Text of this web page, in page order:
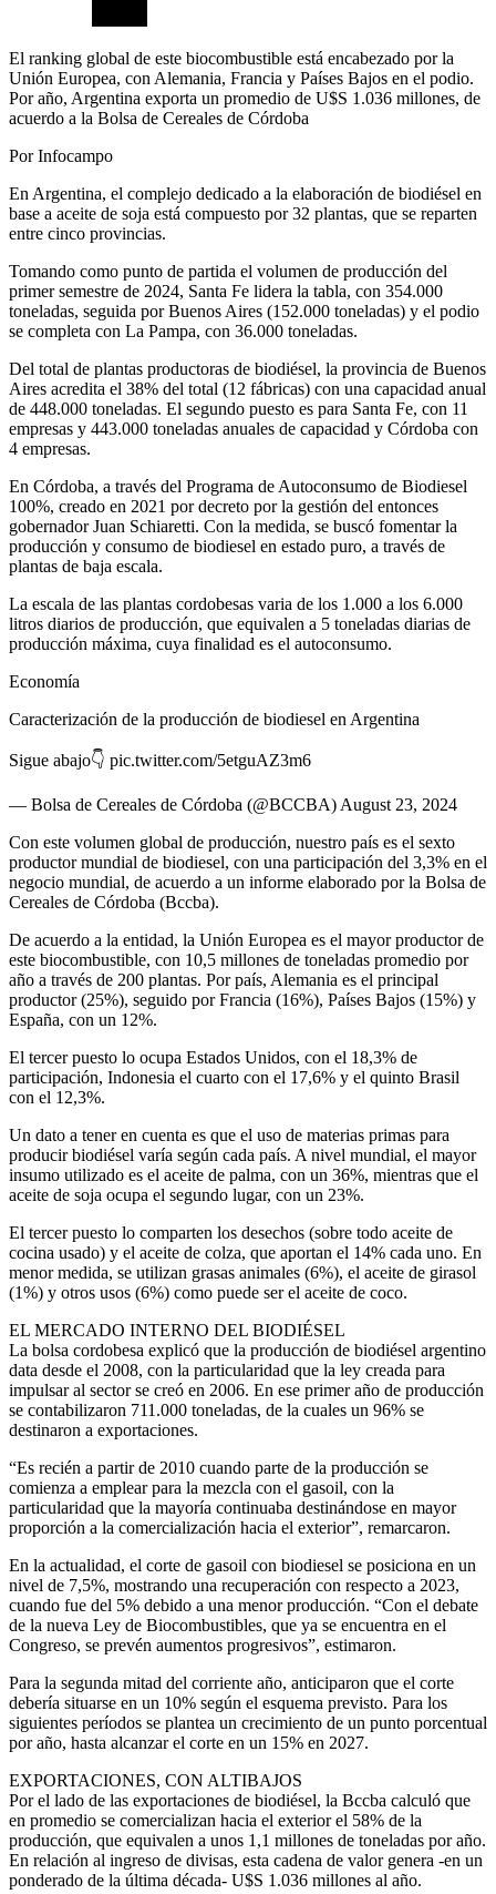
El ranking global de este biocombustible está encabezado por la
Unión Europea, con Alemania, Francia y Países Bajos en el podio.
Por año, Argentina exporta un promedio de U$S 1.036 millones, de
acuerdo a la Bolsa de Cereales de Córdoba
Por Infocampo
En Argentina, el complejo dedicado a la elaboración de biodiésel en
base a aceite de soja está compuesto por 32 plantas, que se reparten
entre cinco provincias.
Tomando como punto de partida el volumen de producción del
primer semestre de 2024, Santa Fe lidera la tabla, con 354.000
toneladas, seguida por Buenos Aires (152.000 toneladas) y el podio
se completa con La Pampa, con 36.000 toneladas.
Del total de plantas productoras de biodiésel, la provincia de Buenos
Aires acredita el 38% del total (12 fábricas) con una capacidad anual
de 448.000 toneladas. El segundo puesto es para Santa Fe, con 11
empresas y 443.000 toneladas anuales de capacidad y Córdoba con
4 empresas.
En Córdoba, a través del Programa de Autoconsumo de Biodiesel
100%, creado en 2021 por decreto por la gestión del entonces
gobernador Juan Schiaretti. Con la medida, se buscó fomentar la
producción y consumo de biodiesel en estado puro, a través de
plantas de baja escala.
La escala de las plantas cordobesas varia de los 1.000 a los 6.000
litros diarios de producción, que equivalen a 5 toneladas diarias de
producción máxima, cuya finalidad es el autoconsumo.
Economía
Caracterización de la producción de biodiesel en Argentina
Sigue abajo👇 pic.twitter.com/5etguAZ3m6
— Bolsa de Cereales de Córdoba (@BCCBA) August 23, 2024
Con este volumen global de producción, nuestro país es el sexto
productor mundial de biodiesel, con una participación del 3,3% en el
negocio mundial, de acuerdo a un informe elaborado por la Bolsa de
Cereales de Córdoba (Bccba).
De acuerdo a la entidad, la Unión Europea es el mayor productor de
este biocombustible, con 10,5 millones de toneladas promedio por
año a través de 200 plantas. Por país, Alemania es el principal
productor (25%), seguido por Francia (16%), Países Bajos (15%) y
España, con un 12%.
El tercer puesto lo ocupa Estados Unidos, con el 18,3% de
participación, Indonesia el cuarto con el 17,6% y el quinto Brasil
con el 12,3%.
Un dato a tener en cuenta es que el uso de materias primas para
producir biodiésel varía según cada país. A nivel mundial, el mayor
insumo utilizado es el aceite de palma, con un 36%, mientras que el
aceite de soja ocupa el segundo lugar, con un 23%.
El tercer puesto lo comparten los desechos (sobre todo aceite de
cocina usado) y el aceite de colza, que aportan el 14% cada uno. En
menor medida, se utilizan grasas animales (6%), el aceite de girasol
(1%) y otros usos (6%) como puede ser el aceite de coco.
EL MERCADO INTERNO DEL BIODIÉSEL
La bolsa cordobesa explicó que la producción de biodiésel argentino
data desde el 2008, con la particularidad que la ley creada para
impulsar al sector se creó en 2006. En ese primer año de producción
se contabilizaron 711.000 toneladas, de la cuales un 96% se
destinaron a exportaciones.
“Es recién a partir de 2010 cuando parte de la producción se
comienza a emplear para la mezcla con el gasoil, con la
particularidad que la mayoría continuaba destinándose en mayor
proporción a la comercialización hacia el exterior”, remarcaron.
En la actualidad, el corte de gasoil con biodiesel se posiciona en un
nivel de 7,5%, mostrando una recuperación con respecto a 2023,
cuando fue del 5% debido a una menor producción. “Con el debate
de la nueva Ley de Biocombustibles, que ya se encuentra en el
Congreso, se prevén aumentos progresivos”, estimaron.
Para la segunda mitad del corriente año, anticiparon que el corte
debería situarse en un 10% según el esquema previsto. Para los
siguientes períodos se plantea un crecimiento de un punto porcentual
por año, hasta alcanzar el corte en un 15% en 2027.
EXPORTACIONES, CON ALTIBAJOS
Por el lado de las exportaciones de biodiésel, la Bccba calculó que
en promedio se comercializan hacia el exterior el 58% de la
producción, que equivalen a unos 1,1 millones de toneladas por año.
En relación al ingreso de divisas, esta cadena de valor genera -en un
ponderado de la última década- U$S 1.036 millones al año.